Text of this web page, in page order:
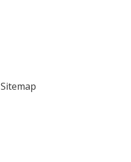
Sitemap